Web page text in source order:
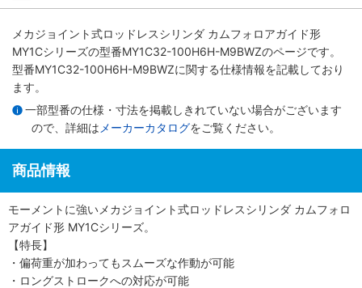
メカジョイント式ロッドレスシリンダ カムフォロアガイド形
MY1Cシリーズの型番MY1C32-100H6H-M9BWZのページです。
型番MY1C32-100H6H-M9BWZに関する仕様情報を記載しており
ます。
一部型番の仕様・寸法を掲載しきれていない場合がございます
ので、詳細は メーカーカタログをご覧ください。
商品情報
モーメントに強いメカジョイント式ロッドレスシリンダ カムフォロ
アガイド形 MY1Cシリーズ。
【特長】
・偏荷重が加わってもスムーズな作動が可能
・ロングストロークへの対応が可能